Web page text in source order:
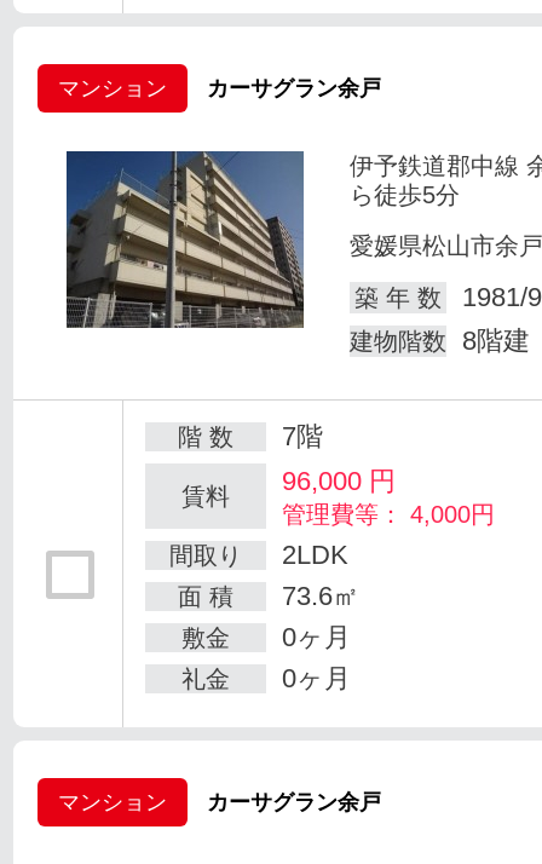
マンション カーサグラン余戸
伊予鉄道郡中線
ら徒歩5分
愛媛県松山市余
築 年 数
1981/
建物階数 8階建
階 数 7階
賃料 96,000 円
管理費等： 4,000円
間取り
2LDK
面 積 73.6㎡
敷金 0ヶ月
礼金 0ヶ月
マンション カーサグラン余戸